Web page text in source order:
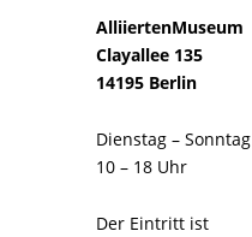
AlliiertenMuseum
Clayallee 135
14195 Berlin
Dienstag – Sonntag
10 – 18 Uhr
Der Eintritt ist